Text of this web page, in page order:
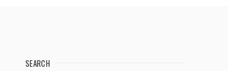
SEARCH